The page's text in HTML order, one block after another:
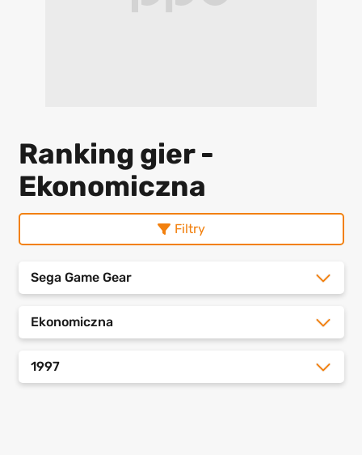
Ranking gier -
Ekonomiczna
Filtry
Sega Game Gear
Ekonomiczna
1997